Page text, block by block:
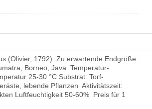
(Olivier, 1792) Zu erwartende Endgröße:
Borneo, Java Temperatur-
25-30 °C Substrat: Torf-
lebende Pflanzen Aktivitätszeit:
Luftfeuchtigkeit 50-60% Preis für 1